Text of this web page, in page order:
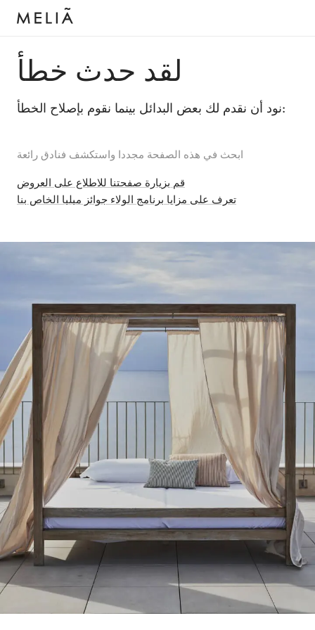
لقد حدث خطأ
نود أن نقدم لك بعض البدائل بينما نقوم بإصلاح الخطأ:
ابحث في هذه الصفحة مجددا واستكشف فنادق رائعة
قم بزيارة صفحتنا للاطلاع على العروض
تعرف على مزايا برنامج الولاء جوائز ميليا الخاص بنا